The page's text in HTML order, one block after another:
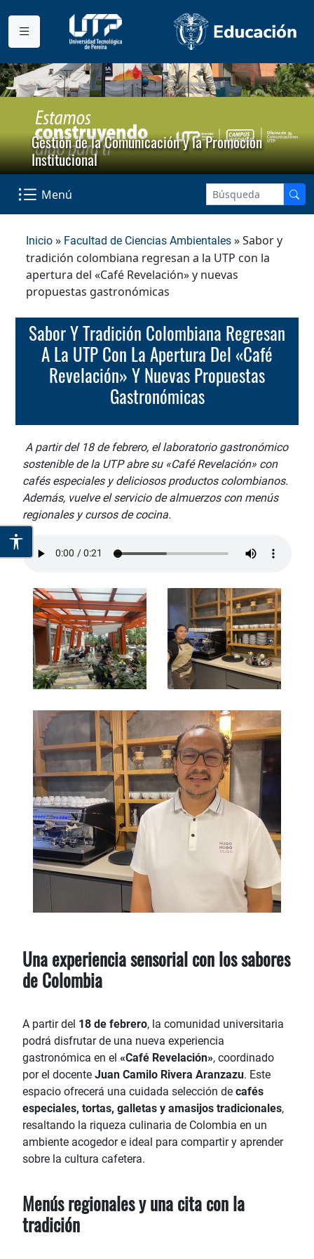
Gestión de la Comunicación y la Promoción
Institucional
Menú
Inicio » Facultad de Ciencias Ambientales » Sabor y
tradición colombiana regresan a la UTP con la
apertura del «Café Revelación» y nuevas
propuestas gastronómicas
Sabor Y Tradición Colombiana Regresan
A La UTP Con La Apertura Del «Café
Revelación» Y Nuevas Propuestas
Gastronómicas
A partir del 18 de febrero, el laboratorio gastronómico
sostenible de la UTP abre su «Café Revelación» con
cafés especiales y deliciosos productos colombianos.
Además, vuelve el servicio de almuerzos con menús
regionales y cursos de cocina.
Una experiencia sensorial con los sabores
de Colombia
A partir del 18 de febrero, la comunidad universitaria
podrá disfrutar de una nueva experiencia
gastronómica en el «Café Revelación», coordinado
por el docente Juan Camilo Rivera Aranzazu. Este
espacio ofrecerá una cuidada selección de cafés
especiales, tortas, galletas y amasijos tradicionales,
resaltando la riqueza culinaria de Colombia en un
ambiente acogedor e ideal para compartir y aprender
sobre la cultura cafetera.
Menús regionales y una cita con la
tradición